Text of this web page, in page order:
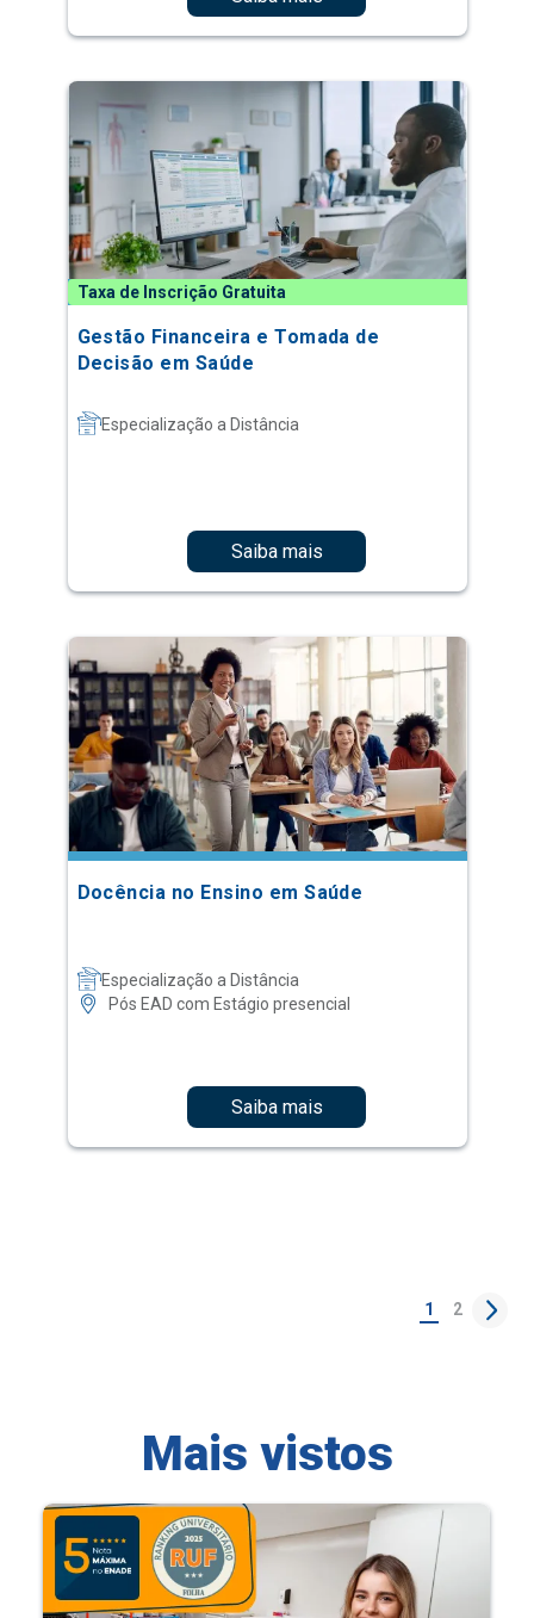
Taxa de Inscrição Gratuita
Gestão Financeira e Tomada de
Decisão em Saúde
Especialização a Distância
Saiba mais
Docência no Ensino em Saúde
Especialização a Distância
Pós EAD com Estágio presencial
Saiba mais
1 2
Mais vistos